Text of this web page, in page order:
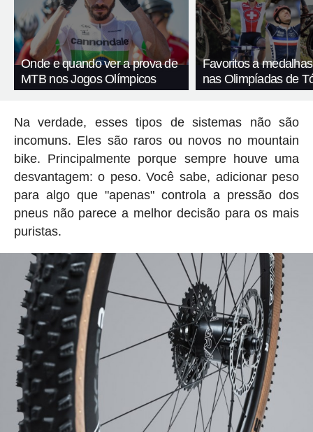
Onde e quando ver a prova de
MTB nos Jogos Olímpicos
Favoritos a
nas Olimpíadas de
Na verdade, esses tipos de sistemas não são
incomuns. Eles são raros ou novos no mountain
bike. Principalmente porque sempre houve uma
desvantagem: o peso. Você sabe, adicionar peso
para algo que "apenas" controla a pressão dos
pneus não parece a melhor decisão para os mais
puristas.